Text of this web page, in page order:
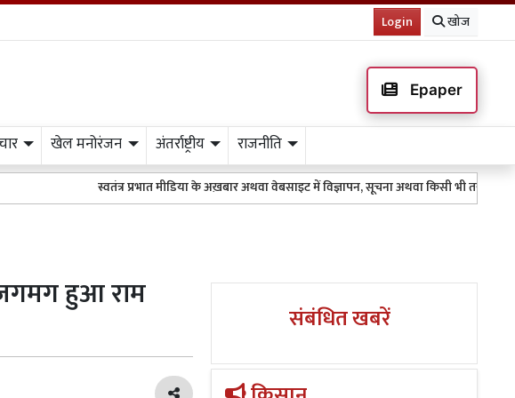
Login खोज
Epaper
खेल मनोरंजन अंतर्राष्ट्रीय राजनीति
स्वतंत्र प्रभात मीडिया के अख़बार अथवा वेबसाइट में विज्ञापन, सूचना अथवा किसी भी तरह के प्रकाशन के लिए
हुआ राम
संबंधित खबरें